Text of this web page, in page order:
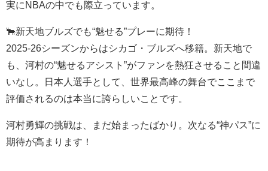
実にNBAの中でも際立っています。
🐂新天地ブルズでも“魅せる”プレーに期待！
2025-26シーズンからはシカゴ・ブルズへ移籍。新天地で
も、河村の“魅せるアシスト”がファンを熱狂させること間違
いなし。日本人選手として、世界最高峰の舞台でここまで
評価されるのは本当に誇らしいことです。
河村勇輝の挑戦は、まだ始まったばかり。次なる“神パス”に
期待が高まります！